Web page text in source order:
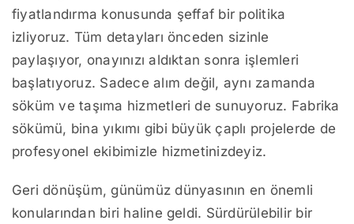
fiyatlandırma konusunda şeffaf bir politika
izliyoruz. Tüm detayları önceden sizinle
paylaşıyor, onayınızı aldıktan sonra işlemleri
başlatıyoruz. Sadece alım değil, aynı zamanda
söküm ve taşıma hizmetleri de sunuyoruz. Fabrika
sökümü, bina yıkımı gibi büyük çaplı projelerde de
profesyonel ekibimizle hizmetinizdeyiz.
Geri dönüşüm, günümüz dünyasının en önemli
konularından biri haline geldi. Sürdürülebilir bir